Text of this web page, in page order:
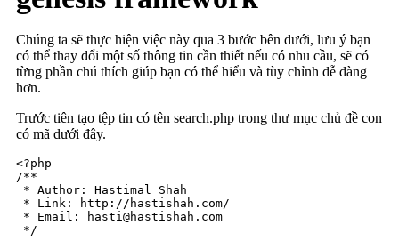
Chúng ta sẽ thực hiện việc này qua 3 bước bên dưới, lưu ý bạn
có thể thay đổi một số thông tin cần thiết nếu có nhu cầu, sẽ có
từng phần chú thích giúp bạn có thể hiểu và tùy chỉnh dễ dàng
hơn.
Trước tiên tạo tệp tin có tên search.php trong thư mục chủ đề con
có mã dưới đây.
<?php
/**
* Author: Hastimal Shah
* Link: http://hastishah.com/
* Email: hasti@hastishah.com
*/